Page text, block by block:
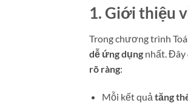
1. Giới thiệu
Trong chương trình
dễ ứng dụng nhất. Đây
rõ ràng:
Mỗi kết quả tăng